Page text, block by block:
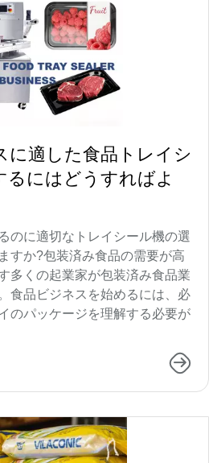
に適した食品トレイシ
るにはどうすればよ
のに適切なトレイシール機の選
すか?包装済み食品の需要が高
多くの起業家が包装済み食品業
食品ビジネスを始めるには、必
のパッケージを理解する必要が